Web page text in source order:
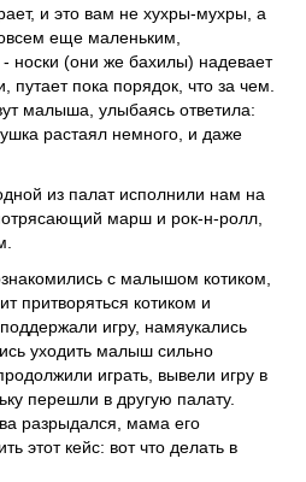
и это вам не хухры-мухры, а
еще маленьким,
носки (они же бахилы) надевает
путает пока порядок, что за чем.
малыша, улыбаясь ответила:
растаял немного, и даже
из палат исполнили нам на
марш и рок-н-ролл,
с малышом котиком,
притворяться котиком и
игру, намяукались
уходить малыш сильно
играть, вывели игру в
перешли в другую палату.
разрыдался, мама его
этот кейс: вот что делать в